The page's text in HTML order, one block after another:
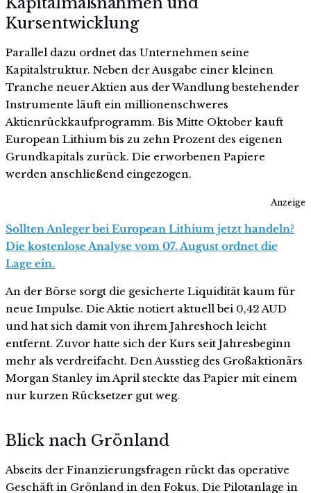
Kursentwicklung
Parallel dazu ordnet das Unternehmen seine
Kapitalstruktur. Neben der Ausgabe einer kleinen
Tranche neuer Aktien aus der Wandlung bestehender
Instrumente läuft ein millionenschweres
Aktienrückkaufprogramm. Bis Mitte Oktober kauft
European Lithium bis zu zehn Prozent des eigenen
Grundkapitals zurück. Die erworbenen Papiere
werden anschließend eingezogen.
Anzeige
Sollten Anleger bei European Lithium jetzt handeln?
Die kostenlose Analyse vom 07. August ordnet die
Lage ein.
An der Börse sorgt die gesicherte Liquidität kaum für
neue Impulse. Die Aktie notiert aktuell bei 0,42 AUD
und hat sich damit von ihrem Jahreshoch leicht
entfernt. Zuvor hatte sich der Kurs seit Jahresbeginn
mehr als verdreifacht. Den Ausstieg des Großaktionärs
Morgan Stanley im April steckte das Papier mit einem
nur kurzen Rücksetzer gut weg.
Blick nach Grönland
Abseits der Finanzierungsfragen rückt das operative
Geschäft in Grönland in den Fokus. Die Pilotanlage in